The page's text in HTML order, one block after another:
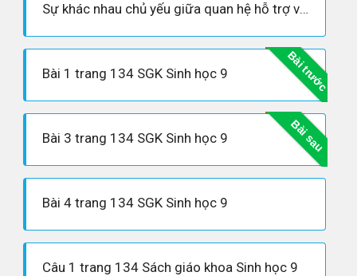
Sự khác nhau chủ yếu giữa quan hệ hỗ trợ và quan hệ đối địch của các sinh vật khác loài là gì?
Bài trước
Bài 1 trang 134 SGK Sinh học 9
Bài sau
Bài 3 trang 134 SGK Sinh học 9
Bài 4 trang 134 SGK Sinh học 9
Câu 1 trang 134 Sách giáo khoa Sinh học 9